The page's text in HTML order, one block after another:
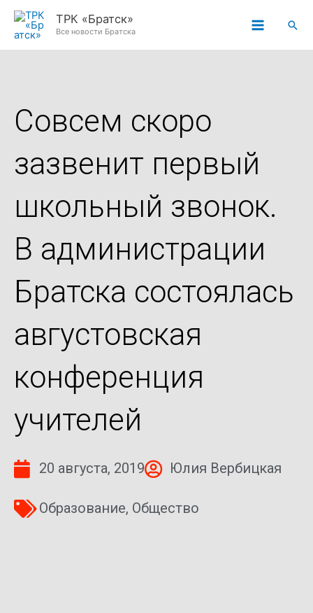
Перейти
ТРК «Братск»
Все новости Братска
Совсем скоро
зазвенит первый
школьный звонок.
В администрации
Братска состоялась
августовская
конференция
учителей
20 августа, 2019 Юлия Вербицкая
Образование, Общество